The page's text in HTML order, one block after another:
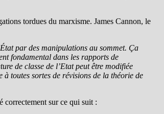
tordues du marxisme. James Cannon, le
par des manipulations au sommet. Ça
fondamental dans les rapports de
de classe de l’Etat peut être modifiée
toutes sortes de révisions de la théorie de
correctement sur ce qui suit :